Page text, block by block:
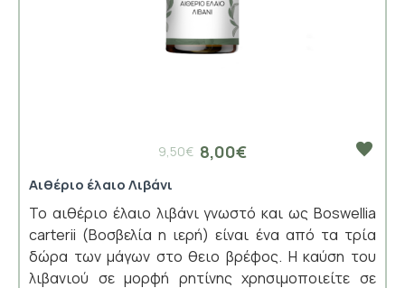
8,00€
9,50€
Αιθέριο έλαιο Λιβάνι
Το αιθέριο έλαιο λιβάνι γνωστό και ως Boswellia
carterii (Βοσβελία η ιερή) είναι ένα από τα τρία
δώρα των μάγων στο θειο βρέφος. Η καύση του
λιβανιού σε μορφή ρητίνης χρησιμοποιείτε σε